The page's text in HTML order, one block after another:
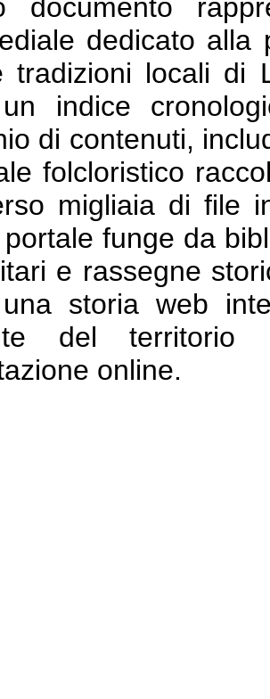
documento
dedicato alla
tradizioni locali di
indice
di contenuti,
folcloristico
migliaia di file
portale funge da
e rassegne
storia web
del territorio
online.